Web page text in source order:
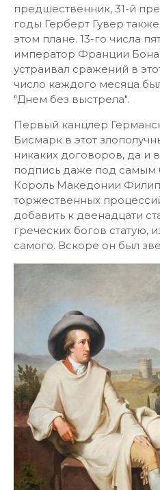
предшественник, 31-й
годы Герберт Гувер
этом плане. 13-го числа
император Франции
устраивал сражений в
число каждого месяца
"Днем без выстрела".
Первый канцлер
Бисмарк в этот
никаких договоров, да и
подпись даже под самым
Король Македонии
торжественных
добавить к двенадцати
греческих богов статую,
самого. Вскоре он был